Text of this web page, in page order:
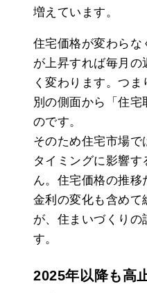
増えています。
住宅価格が変わらな
が上昇すれば毎月の
く変わります。つ
別の側面から「住宅
のです。
そのため住宅市場
タイミングに影響
ん。住宅価格の推
金利の変化も含めて
が、住まいづくりの
す。
2025年以降も高